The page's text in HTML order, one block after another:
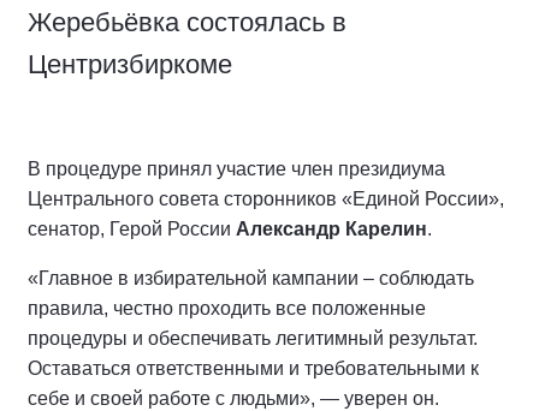
Жеребьёвка состоялась в
Центризбиркоме
В процедуре принял участие член президиума
Центрального совета сторонников «Единой России»,
сенатор, Герой России Александр Карелин.
«Главное в избирательной кампании – соблюдать
правила, честно проходить все положенные
процедуры и обеспечивать легитимный результат.
Оставаться ответственными и требовательными к
себе и своей работе с людьми», — уверен он.